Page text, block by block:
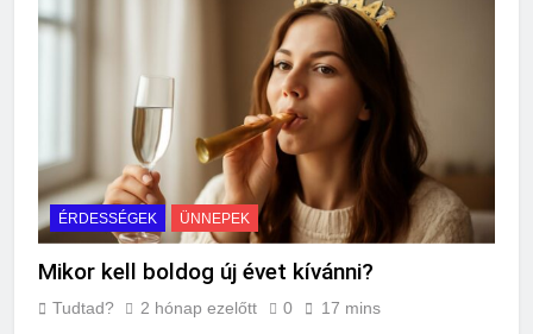
2 Nap Ezelőtt
Mit jelent a magas
vérnyomás?
2 Nap Ezelőtt
Milyen fűtést érdemes
választani?
2 Nap Ezelőtt
Mennyi a táppénz?
3 Nap Ezelőtt
eredetiségvizsgálathoz?
3 Nap Ezelőtt
ÉRDESSÉGEK ÜNNEPEK
Mikor kell boldog új évet kívánni?
Tudtad? 2 hónap ezelőtt 0 17 mins